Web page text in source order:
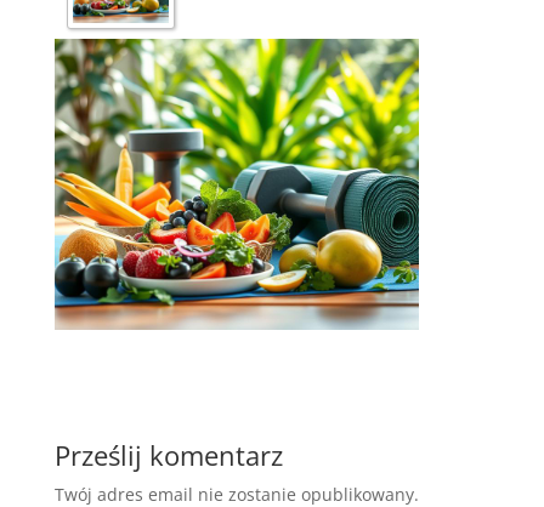
Prześlij komentarz
Twój adres email nie zostanie opublikowany.